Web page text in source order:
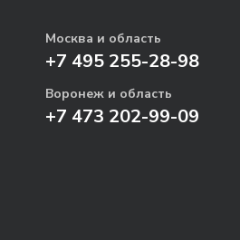
Москва и область
+7 495 255-28-98
Воронеж и область
+7 473 202-99-09